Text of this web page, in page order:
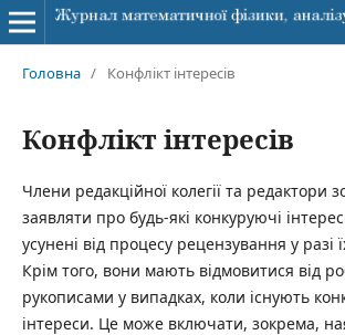
Головна / Конфлікт інтересів
Конфлікт інтересів
Члени редакційної колегії та редактори
заявляти про будь-які конкуруючі
усунені від процесу рецензування у разі
Крім того, вони мають відмовитися від
рукописами у випадках, коли існують
інтереси. Це може включати, зокрема,